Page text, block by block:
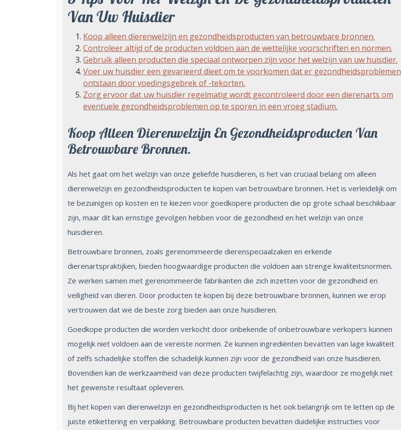
Van Uw Huisdier
Koop alleen dierenwelzijn en gezondheidsproducten van betrouwbare bronnen.
Controleer altijd of de producten voldoen aan de wettelijke voorschriften en normen.
Gebruik alleen producten die speciaal ontworpen zijn voor het welzijn van uw huisdier.
Voer uw huisdier een gevarieerd dieet om te voorkomen dat er gezondheidsproblemen
ontstaan door voedingsgebrek of -tekorten.
Zorg ervoor dat uw huisdier regelmatig wordt gecontroleerd door een dierenarts om
eventuele gezondheidsproblemen op te sporen in een vroeg stadium.
Koop Alleen Dierenwelzijn En Gezondheidsproducten Van
Betrouwbare Bronnen.
Als het gaat om het welzijn van onze geliefde huisdieren, is het van cruciaal belang om alleen
dierenwelzijn en gezondheidsproducten te kopen van betrouwbare bronnen. Het is verleidelijk om
te bezuinigen op kosten en te kiezen voor goedkopere producten die op grote schaal beschikbaar
zijn, maar dit kan ernstige gevolgen hebben voor de gezondheid en het welzijn van onze
huisdieren.
Betrouwbare bronnen, zoals gerenommeerde dierenspeciaalzaken en erkende
dierenartspraktijken, bieden hoogwaardige producten die voldoen aan strenge kwaliteitsnormen.
Ze werken samen met gerenommeerde fabrikanten die zich inzetten voor de gezondheid en
veiligheid van dieren. Door producten te kopen bij deze betrouwbare bronnen, kunnen we erop
vertrouwen dat we de beste zorg bieden aan onze huisdieren.
Goedkope producten die worden verkocht door onbekende of onbetrouwbare verkopers kunnen
mogelijk niet voldoen aan de vereiste normen. Ze kunnen ingrediënten bevatten van lage kwaliteit
of zelfs schadelijke stoffen die schadelijk kunnen zijn voor de gezondheid van onze huisdieren.
Bovendien kan de werkzaamheid van deze producten twijfelachtig zijn, waardoor ze mogelijk niet
het gewenste resultaat opleveren.
Bij het kopen van dierenwelzijn en gezondheidsproducten is het ook belangrijk om te letten op de
juiste etikettering en verpakking. Betrouwbare producten bevatten duidelijke instructies voor